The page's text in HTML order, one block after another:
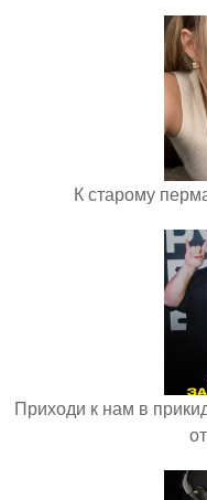
К старому
Приходи к нам в